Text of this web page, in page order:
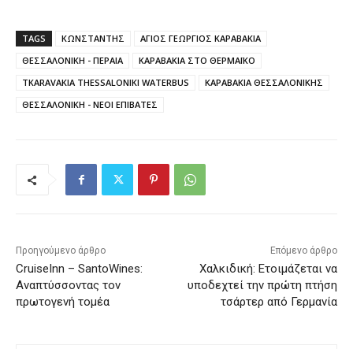
TAGS ΚΩΝΣΤΑΝΤΗΣ
ΑΓΙΟΣ ΓΕΩΡΓΙΟΣ ΚΑΡΑΒΑΚΙΑ
ΘΕΣΣΑΛΟΝΙΚΗ - ΠΕΡΑΙΑ
ΚΑΡΑΒΑΚΙΑ ΣΤΟ ΘΕΡΜΑΪΚΟ
TKARAVAKIA THESSALONIKI WATERBUS
ΚΑΡΑΒΑΚΙΑ ΘΕΣΣΑΛΟΝΙΚΗΣ
ΘΕΣΣΑΛΟΝΙΚΗ - ΝΕΟΙ ΕΠΙΒΑΤΕΣ
Προηγούμενο άρθρο
CruiseInn – SantoWines:
Αναπτύσσοντας τον
πρωτογενή τομέα
Επόμενο άρθρο
Χαλκιδική: Ετοιμάζεται να
υποδεχτεί την πρώτη πτήση
τσάρτερ από Γερμανία